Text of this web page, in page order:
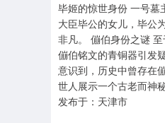
毕姬的惊世身份 一号墓
大臣毕公的女儿，毕公
非凡。 傰伯身份之谜
傰伯铭文的青铜器引发
意识到，历史中曾存在
世人展示一个古老而神
发布于：天津市